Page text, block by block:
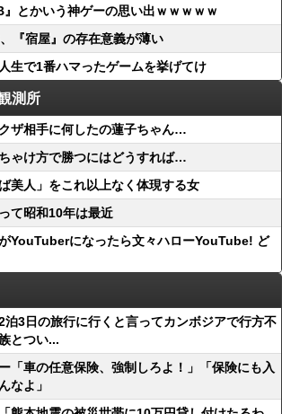
』とかいう神ゲーの思い出ｗｗｗｗｗ
『宿屋』の存在意義が薄い
生で1番ハマったゲームを挙げてけ
測所
ザ相手に何したの蓮子ちゃん…
ゃけ方で勝つにはどうすれば…
美人」をこれ以上なく体現する女
て昭和10年は最近
がYouTuberになったら文々ハローYouTube! ど
泊3日の旅行に行くと言ってカンボジアで行方不
とつい...
「車の任意保険、強制しろよ！」「保険にも入
なよ」